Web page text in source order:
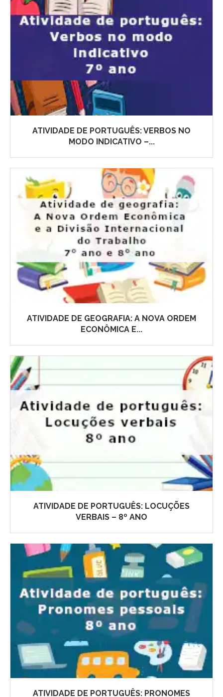
ATIVIDADE DE PORTUGUÊS: VERBOS NO
MODO INDICATIVO –...
ATIVIDADE DE GEOGRAFIA: A NOVA ORDEM
ECONÔMICA E...
ATIVIDADE DE PORTUGUÊS: LOCUÇÕES
VERBAIS – 8º ANO
ATIVIDADE DE PORTUGUÊS: PRONOMES